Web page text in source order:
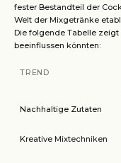
fester Bestandteil der
Welt der Mixgetränke
Die folgende Tabelle
beeinflussen könnten:
TREND
Nachhaltige Zutaten
Kreative Mixtechniken